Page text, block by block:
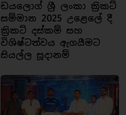
ඩයලොග් ශ්‍රී ලංකා ක්‍රිකට්
සම්මාන 2025 උළෙලේ දී
ක්‍රිකට් දස්කම් සහ
විශිෂ්ටත්වය ඇගයීමට
සියල්ල සූදානම්